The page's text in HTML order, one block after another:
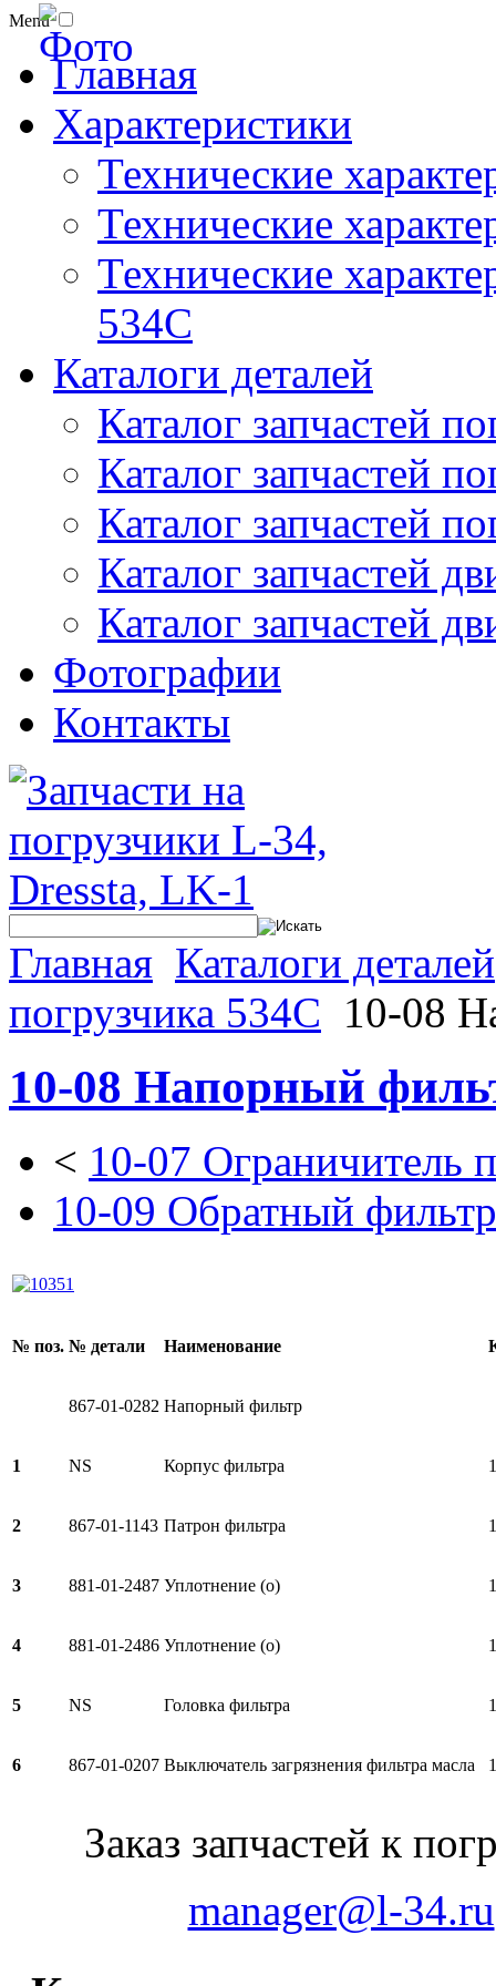
Menu
Главная
Характеристики
Технические
Технические
Технические
534C
Каталоги деталей
Каталог запчастей
Каталог запчастей
Каталог запчастей
Каталог запчастей
Каталог запчастей
Фотографии
Контакты
Главная Каталоги деталей
погрузчика 534C 10-08
10-08 Напорный
< 10-07 Ограничитель
10-09 Обратный фильтр
№ поз. № детали Наименование
867-01-0282 Напорный фильтр
1 NS Корпус фильтра 1
2 867-01-1143 Патрон фильтра 1
3 881-01-2487 Уплотнение (о) 1
4 881-01-2486 Уплотнение (о) 1
5 NS Головка фильтра 1
6 867-01-0207 Выключатель загрязнения фильтра масла 1
Заказ запчастей к
manager@l-34.ru